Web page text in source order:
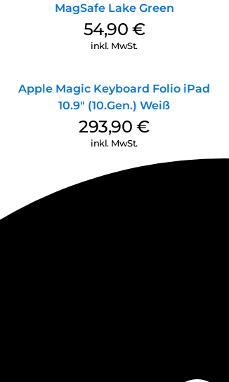
MagSafe Lake Green
54,90 €
inkl. MwSt.
Apple Magic Keyboard Folio iPad
10.9″ (10.Gen.) Weiß
293,90€
inkl. MwSt.